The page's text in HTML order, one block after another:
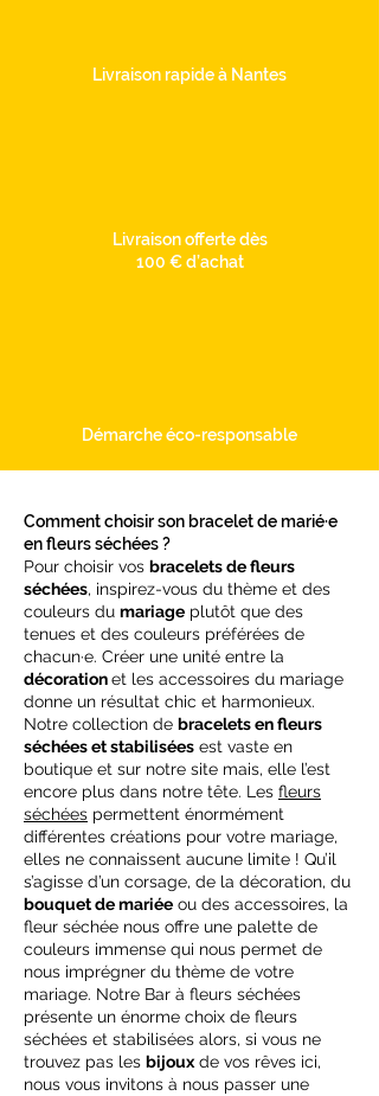
Livraison rapide à Nantes
Livraison offerte dès
100 € d’achat
Démarche éco-responsable
Comment choisir son bracelet de marié·e
en fleurs séchées ?
Pour choisir vos bracelets de fleurs
séchées, inspirez-vous du thème et des
couleurs du mariage plutôt que des
tenues et des couleurs préférées de
chacun·e. Créer une unité entre la
décorationet les accessoires du mariage
donne un résultat chic et harmonieux.
Notre collection de bracelets en fleurs
séchées et stabilisées est vaste en
boutique et sur notre site mais, elle l’est
encore plus dans notre tête. Les fleurs
séchées permettent énormément
différentes créations pour votre mariage,
elles ne connaissent aucune limite ! Qu’il
s’agisse d’un corsage, de la décoration, du
bouquet de mariée ou des accessoires, la
fleur séchée nous offre une palette de
couleurs immense qui nous permet de
nous imprégner du thème de votre
mariage. Notre Bar à fleurs séchées
présente un énorme choix de fleurs
séchées et stabilisées alors, si vous ne
trouvez pas les bijouxde vos rêves ici,
nous vous invitons à nous passer une